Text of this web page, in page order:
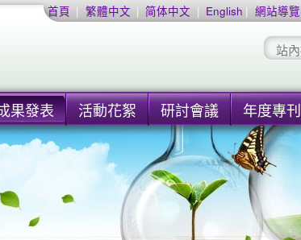
首頁 | 繁體中文 | 简体中文 | English | 網站導覽
果發表 活動花絮 研討會議 年度專刊